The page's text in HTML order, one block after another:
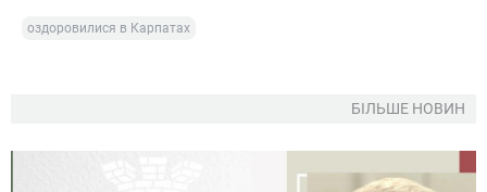
оздоровилися в Карпатах
БІЛЬШЕ НОВИН